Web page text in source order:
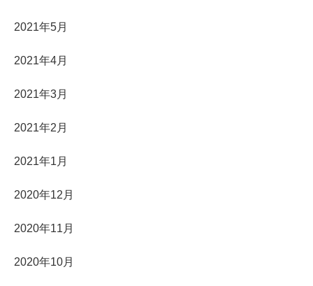
2021年5月
2021年4月
2021年3月
2021年2月
2021年1月
2020年12月
2020年11月
2020年10月